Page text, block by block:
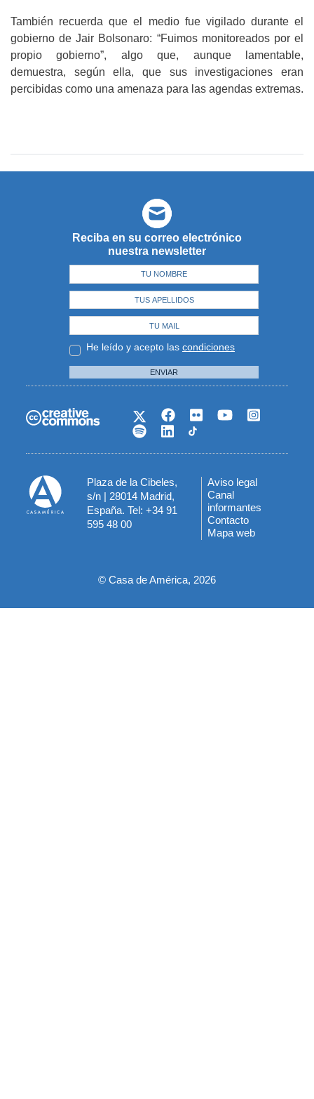
También recuerda que el medio fue vigilado durante el
gobierno de Jair Bolsonaro: “Fuimos monitoreados por el
propio gobierno”, algo que, aunque lamentable,
demuestra, según ella, que sus investigaciones eran
percibidas como una amenaza para las agendas extremas.
Reciba en su correo electrónico
nuestra newsletter
He leído y acepto las condiciones
ENVIAR
Plaza de la Cibeles,
s/n | 28014 Madrid,
España. Tel: +34 91
595 48 00
Menú
del
pie
Aviso legal
Canal
informantes
Contacto
Mapa web
© Casa de América, 2026